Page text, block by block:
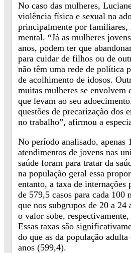
No caso das mulheres,
violência física e sexual na
principalmente por familiares,
mental. “Já as mulheres
anos, podem ter que
para cuidar de filhos ou de
não têm uma rede de política
de acolhimento de idosos.
muitas mulheres se envolvem
que levam ao seu
questões de precarização dos
no trabalho”, afirmou a
No período analisado, apenas
atendimentos de jovens nas
saúde foram para tratar da
na população geral essa
entanto, a taxa de internações
de 579,5 casos para cada 100
que nos subgrupos de 20 a 24
o valor sobe,
Essas taxas são
do que as da população
anos (599,4).